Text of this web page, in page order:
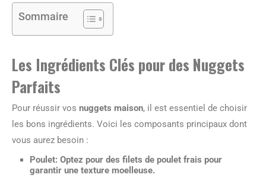
Sommaire
Les Ingrédients Clés pour des Nuggets
Parfaits
Pour réussir vos nuggets maison, il est essentiel de choisir
les bons ingrédients. Voici les composants principaux dont
vous aurez besoin :
Poulet: Optez pour des filets de poulet frais pour
garantir une texture moelleuse.